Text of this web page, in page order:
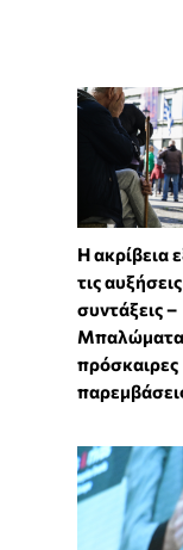
Η ακρίβεια
τις
συντάξεις –
Μπαλώματα
πρόσκαιρες